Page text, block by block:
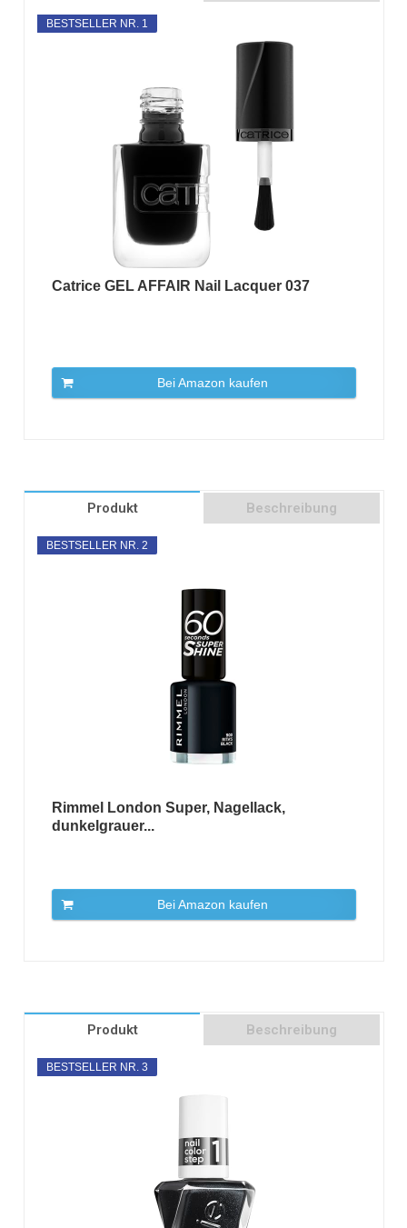
BESTSELLER NR. 1
Catrice GEL AFFAIR Nail Lacquer 037
Bei Amazon kaufen
Produkt Beschreibung
BESTSELLER NR. 2
Rimmel London Super, Nagellack,
dunkelgrauer...
Bei Amazon kaufen
Produkt Beschreibung
BESTSELLER NR. 3